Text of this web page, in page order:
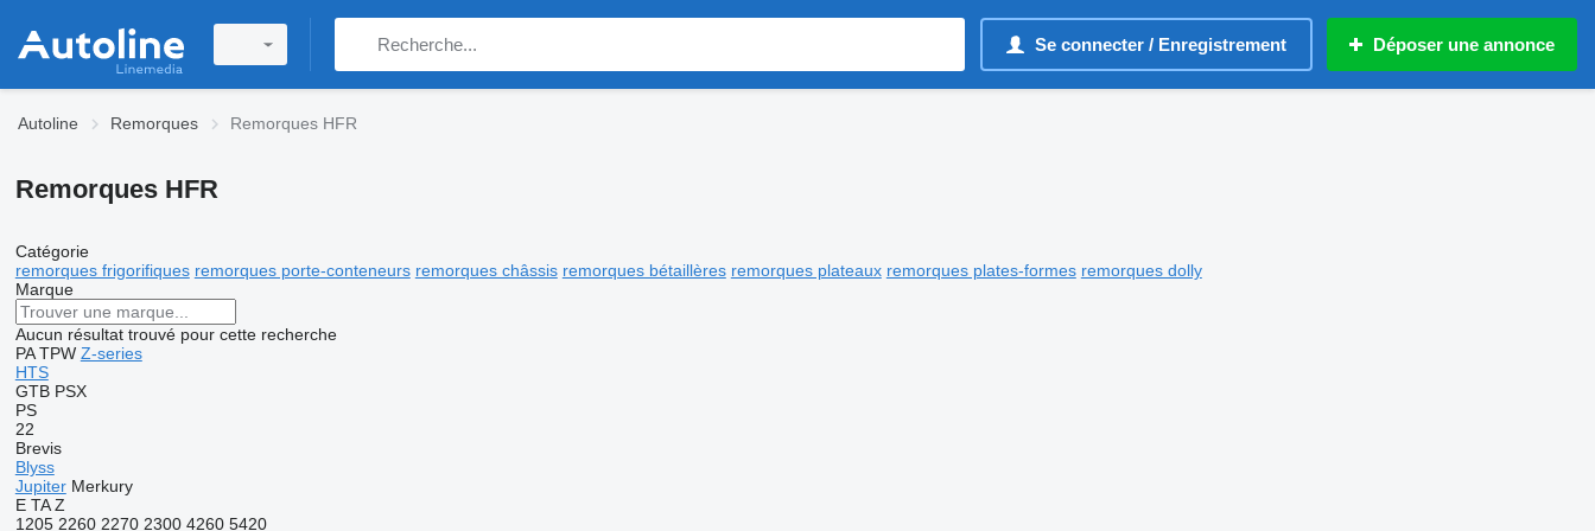
Se connecter / Enregistrement Déposer une annonce
Autoline Remorques Remorques HFR
Remorques HFR
Catégorie
remorques frigorifiques remorques porte-conteneurs remorques châssis remorques bétaillères remorques plateaux remorques plates-formes remorques dolly
Marque
Aucun résultat trouvé pour cette recherche
PA TPW Z-series
HTS
GTB PSX
PS
22
Brevis
Blyss
Jupiter Merkury
E TA Z
1205 2260 2270 2300 4260 5420